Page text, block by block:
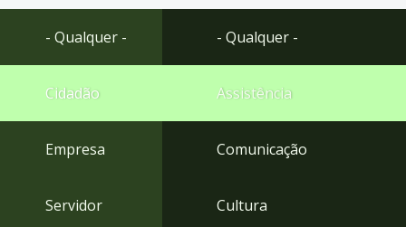
Ir
rodapé
- Qualquer -
Cidadão
Empresa
Servidor
- Qualquer -
Assistência
Comunicação
Cultura